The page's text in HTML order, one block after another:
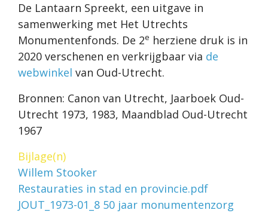
De Lantaarn Spreekt, een uitgave in
samenwerking met Het Utrechts
Monumentenfonds. De 2e herziene druk is in
2020 verschenen en verkrijgbaar via de
webwinkel van Oud-Utrecht.
Bronnen: Canon van Utrecht, Jaarboek Oud-
Utrecht 1973, 1983, Maandblad Oud-Utrecht
1967
Bijlage(n)
Willem Stooker
Restauraties in stad en provincie.pdf
JOUT_1973-01_8 50 jaar monumentenzorg